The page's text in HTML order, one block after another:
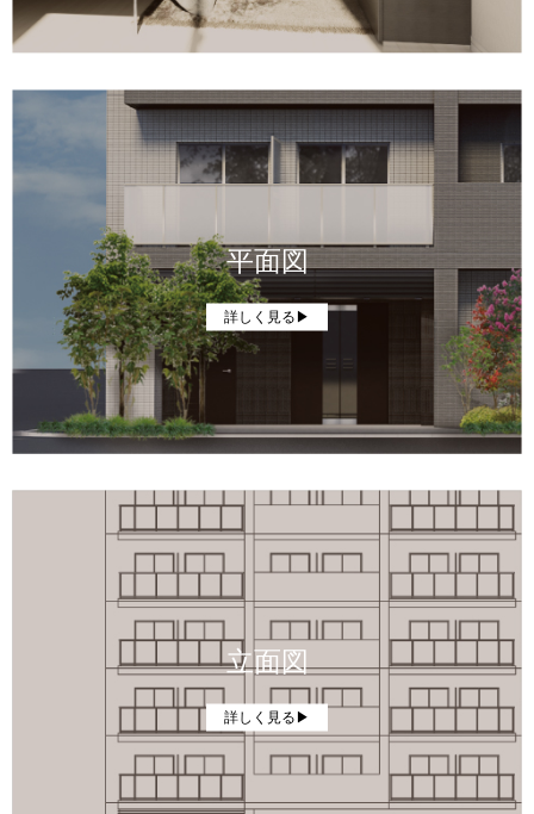
平面図
詳しく見る▶
立面図
詳しく見る▶